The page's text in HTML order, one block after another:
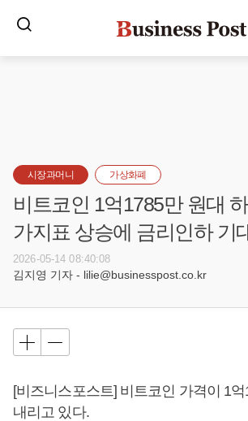
시장과머니 가상화폐
비트코인 1억1785만 원대
가지표 상승에 금리인하 기
2026-05-14 08:40:08
김지영 기자 - lilie@businesspost.co.kr
[비즈니스포스트] 비트코인 가격이 1
내리고 있다.